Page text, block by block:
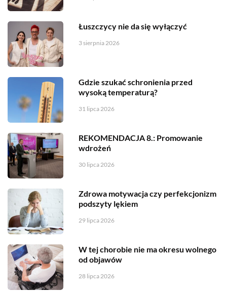
Łuszczycy nie da się wyłączyć
3 sierpnia 2026
Gdzie szukać schronienia przed
wysoką temperaturą?
31 lipca 2026
REKOMENDACJA 8.: Promowanie
wdrożeń
30 lipca 2026
Zdrowa motywacja czy perfekcjonizm
podszyty lękiem
29 lipca 2026
W tej chorobie nie ma okresu wolnego
od objawów
28 lipca 2026